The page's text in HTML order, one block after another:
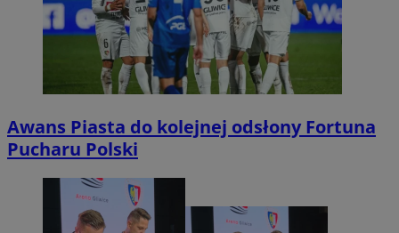
Awans Piasta do kolejnej odsłony Fortuna
Pucharu Polski